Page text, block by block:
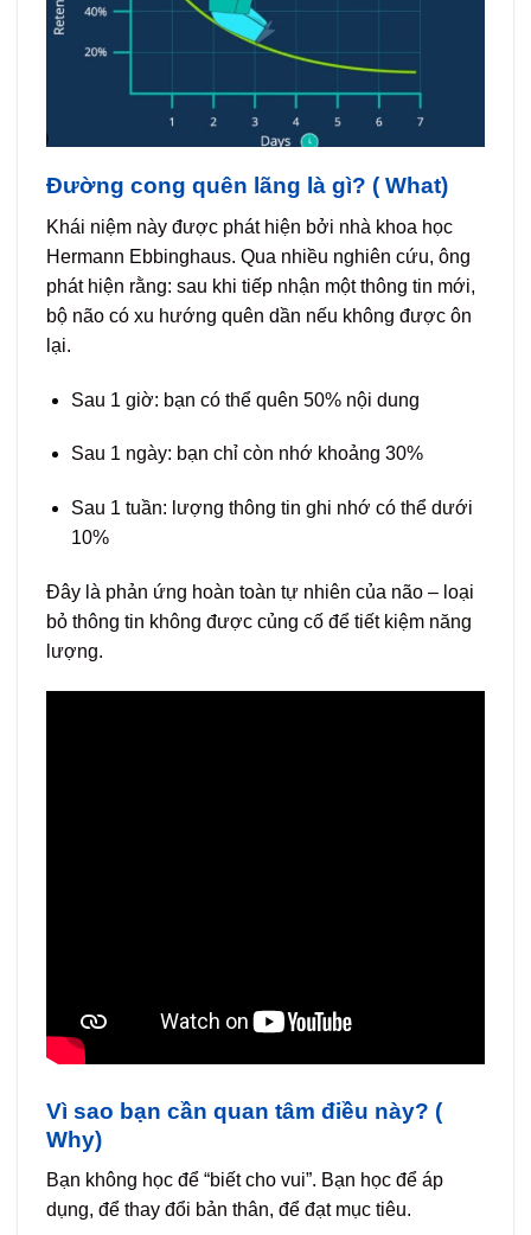
Đường cong quên lãng là gì? ( What)
Khái niệm này được phát hiện bởi nhà khoa học
Hermann Ebbinghaus. Qua nhiều nghiên cứu, ông
phát hiện rằng: sau khi tiếp nhận một thông tin mới,
bộ não có xu hướng quên dần nếu không được ôn
lại.
Sau 1 giờ: bạn có thể quên 50% nội dung
Sau 1 ngày: bạn chỉ còn nhớ khoảng 30%
Sau 1 tuần: lượng thông tin ghi nhớ có thể dưới
10%
Đây là phản ứng hoàn toàn tự nhiên của não – loại
bỏ thông tin không được củng cố để tiết kiệm năng
lượng.
Vì sao bạn cần quan tâm điều này? (
Why)
Bạn không học để “biết cho vui”. Bạn học để áp
dụng, để thay đổi bản thân, để đạt mục tiêu.